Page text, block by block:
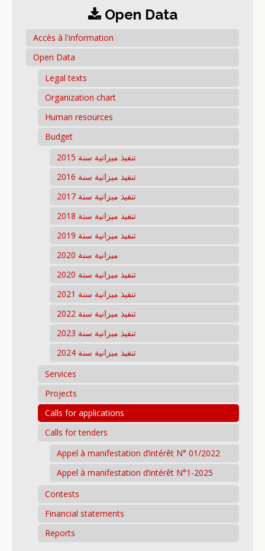
Open Data
Accès à l'information
Open Data
Legal texts
Organization chart
Human resources
Budget
تنفيذ ميزانية سنة 2015
تنفيذ ميزانية سنة 2016
تنفيذ ميزانية سنة 2017
تنفيذ ميزانية سنة 2018
تنفيذ ميزانية سنة 2019
ميزانية سنة 2020
تنفيذ ميزانية سنة 2020
تنفيذ ميزانية سنة 2021
تنفيذ ميزانية سنة 2022
تنفيذ ميزانية سنة 2023
تنفيذ ميزانية سنة 2024
Services
Projects
Calls for applications
Calls for tenders
Appel à manifestation d’intérêt N° 01/2022
Appel à manifestation d’intérêt N°1-2025
Contests
Financial statements
Reports